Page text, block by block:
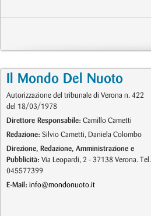
Il Mondo Del Nuoto
Autorizzazione del tribunale di Verona n. 422
del 18/03/1978
Direttore Responsabile: Camillo Cametti
Redazione: Silvio Cametti, Daniela Colombo
Direzione, Redazione, Amministrazione e
Pubblicità: Via Leopardi, 2 - 37138 Verona. Tel.
045577399
E-Mail: info@mondonuoto.it